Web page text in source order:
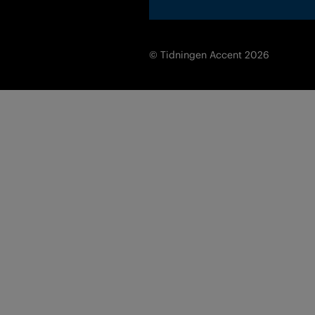
© Tidningen Accent 2026